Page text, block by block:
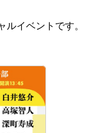
イベントです。